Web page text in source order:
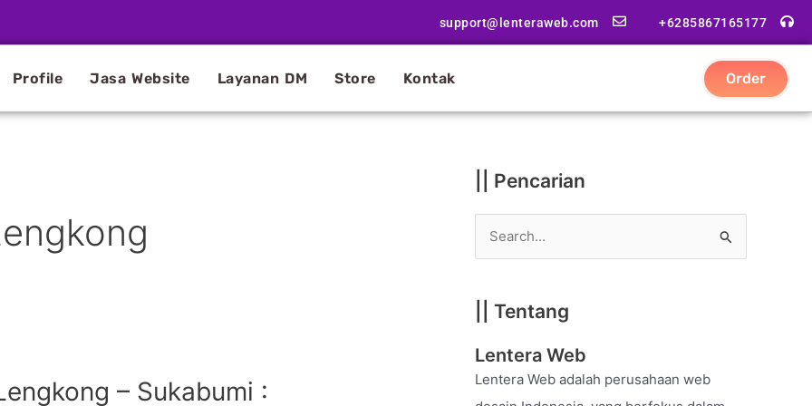
support@lenteraweb.com +6285867165177
Profile Jasa Website Layanan DM Store Kontak Order
– Sukabumi :
|| Pencarian
r
c
h
|| Tentang
Lentera Web
Lentera Web adalah perusahaan web
|
t
g
i